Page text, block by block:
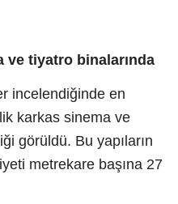
ve tiyatro binalarında
incelendiğinde en
karkas sinema ve
görüldü. Bu yapıların
metrekare başına 27